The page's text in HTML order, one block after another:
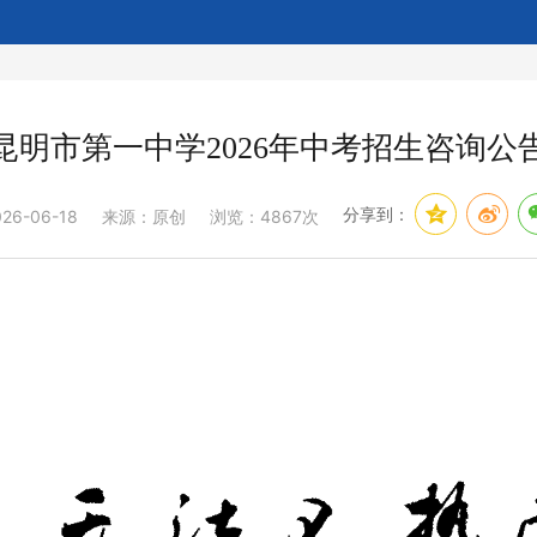
明市第一中学2026年中考招生咨询公
06-18 来源：原创 浏览：4867次 分享到：